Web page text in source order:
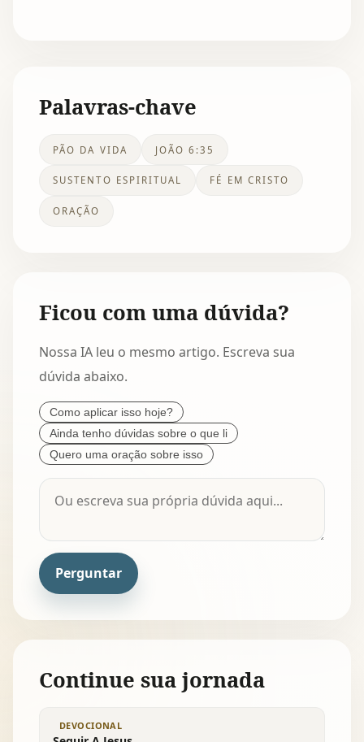
Palavras-chave
PÃO DA VIDA JOÃO 6:35
SUSTENTO ESPIRITUAL FÉ EM CRISTO
ORAÇÃO
Ficou com uma dúvida?
Nossa IA leu o mesmo artigo. Escreva sua
dúvida abaixo.
Como aplicar isso hoje?
Ainda tenho dúvidas sobre o que li
Quero uma oração sobre isso
Perguntar
Continue sua jornada
DEVOCIONAL